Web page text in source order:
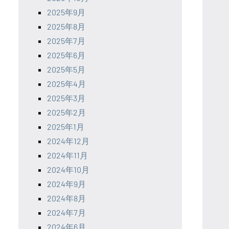
2025年9月
2025年8月
2025年7月
2025年6月
2025年5月
2025年4月
2025年3月
2025年2月
2025年1月
2024年12月
2024年11月
2024年10月
2024年9月
2024年8月
2024年7月
2024年6月